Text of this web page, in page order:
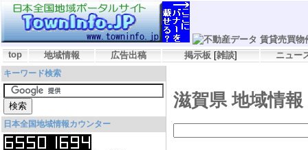
top 地域情報 広告出稿 掲示板 [雑談] ニュー
キーワード検索
日本全国地域情報カウンター
滋賀県 地域情報